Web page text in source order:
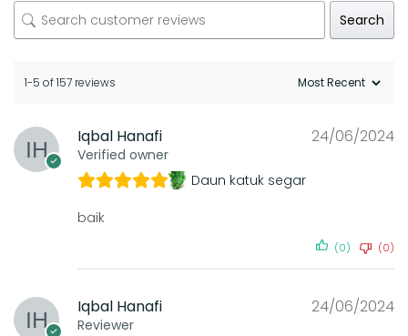
Search
1-5 of 157 reviews
Iqbal Hanafi
Verified owner
24/06/2024
Daun katuk segar
baik
(0) (0)
Iqbal Hanafi
Reviewer
24/06/2024